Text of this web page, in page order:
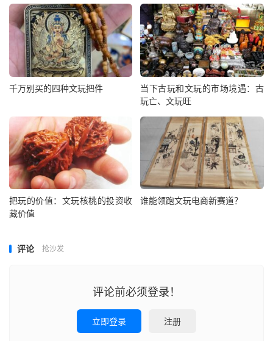
千万别买的四种文玩把件
当下古玩和文玩的市场境遇：古
玩亡、文玩旺
把玩的价值：文玩核桃的投资收
藏价值
谁能领跑文玩电商新赛道？
评论 抢沙发
评论前必须登录！
立即登录 注册